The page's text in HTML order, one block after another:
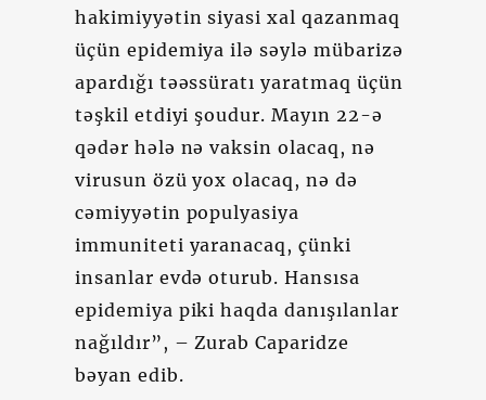
hakimiyyətin siyasi xal qazanmaq
üçün epidemiya ilə səylə mübarizə
apardığı təəssüratı yaratmaq üçün
təşkil etdiyi şoudur. Mayın 22-ə
qədər hələ nə vaksin olacaq, nə
virusun özü yox olacaq, nə də
cəmiyyətin populyasiya
immuniteti yaranacaq, çünki
insanlar evdə oturub. Hansısa
epidemiya piki haqda danışılanlar
nağıldır”, – Zurab Caparidze
bəyan edib.